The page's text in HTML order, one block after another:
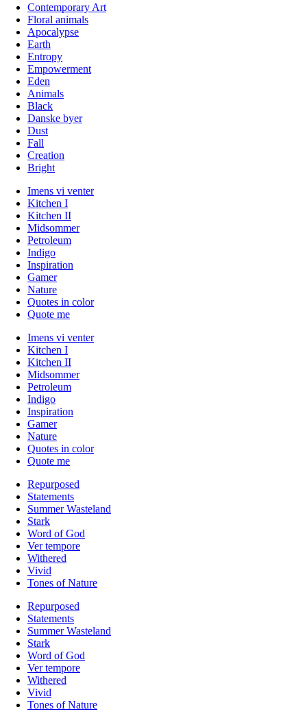
Contemporary Art
Floral animals
Apocalypse
Earth
Entropy
Empowerment
Eden
Animals
Black
Danske byer
Dust
Fall
Creation
Bright
Imens vi venter
Kitchen I
Kitchen II
Midsommer
Petroleum
Indigo
Inspiration
Gamer
Nature
Quotes in color
Quote me
Imens vi venter
Kitchen I
Kitchen II
Midsommer
Petroleum
Indigo
Inspiration
Gamer
Nature
Quotes in color
Quote me
Repurposed
Statements
Summer Wasteland
Stark
Word of God
Ver tempore
Withered
Vivid
Tones of Nature
Repurposed
Statements
Summer Wasteland
Stark
Word of God
Ver tempore
Withered
Vivid
Tones of Nature